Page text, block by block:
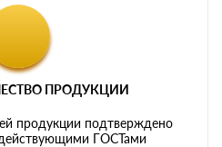
ПРОДУКЦИИ
продукции подтверждено
ГОСТами